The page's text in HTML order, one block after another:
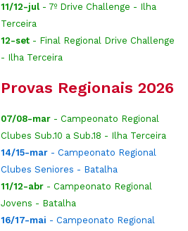
11/12-jul - 7º Drive Challenge - Ilha
Terceira
12-set - Final Regional Drive Challenge
- Ilha Terceira
Provas Regionais 2026
07/08-mar - Campeonato Regional
Clubes Sub.10 a Sub.18 - Ilha Terceira
14/15-mar - Campeonato Regional
Clubes Seniores - Batalha
11/12-abr - Campeonato Regional
Jovens - Batalha
16/17-mai - Campeonato Regional